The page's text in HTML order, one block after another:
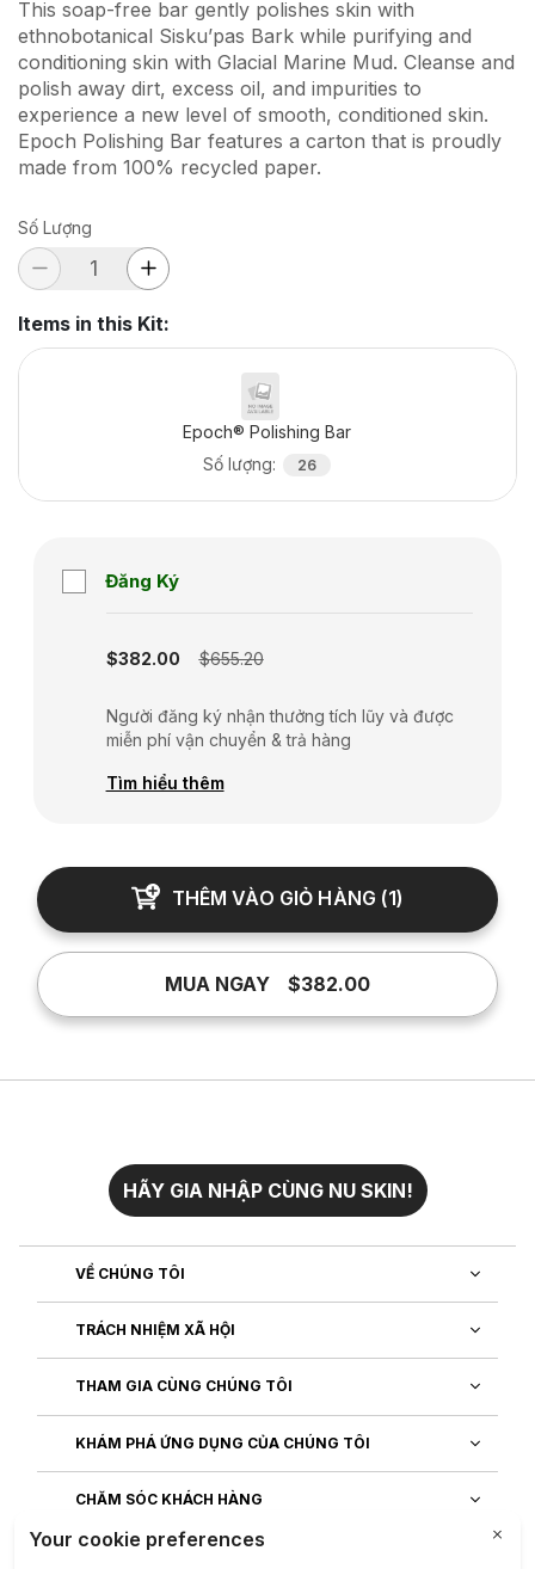
This soap-free bar gently polishes skin with
ethnobotanical Sisku’pas Bark while purifying and
conditioning skin with Glacial Marine Mud. Cleanse and
polish away dirt, excess oil, and impurities to
experience a new level of smooth, conditioned skin.
Epoch Polishing Bar features a carton that is proudly
made from 100% recycled paper.
Số Lượng
Items in this Kit:
Epoch® Polishing Bar
Số lượng: 26
Đăng Ký
$382.00 $655.20
Người đăng ký nhận thưởng tích lũy và được
miễn phí vận chuyển & trả hàng
Tìm hiểu thêm
THÊM VÀO GIỎ HÀNG (1)
MUA NGAY $382.00
HÃY GIA NHẬP CÙNG NU SKIN!
VỀ CHÚNG TÔI
TRÁCH NHIỆM XÃ HỘI
THAM GIA CÙNG CHÚNG TÔI
KHÁM PHÁ ỨNG DỤNG CỦA CHÚNG TÔI
CHĂM SÓC KHÁCH HÀNG